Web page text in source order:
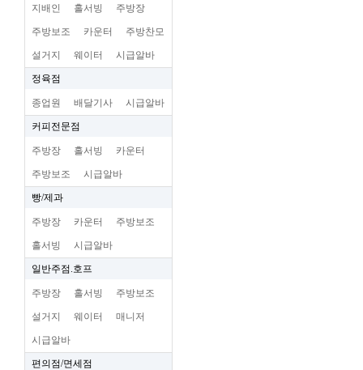
지배인 홀서빙 주방장
주방보조 카운터 주방찬모
설거지 웨이터 시급알바
정육점
종업원 배달기사 시급알바
커피전문점
주방장 홀서빙 카운터
주방보조 시급알바
빵/제과
주방장 카운터 주방보조
홀서빙 시급알바
일반주점.호프
주방장 홀서빙 주방보조
설거지 웨이터 매니저
시급알바
편의점/면세점